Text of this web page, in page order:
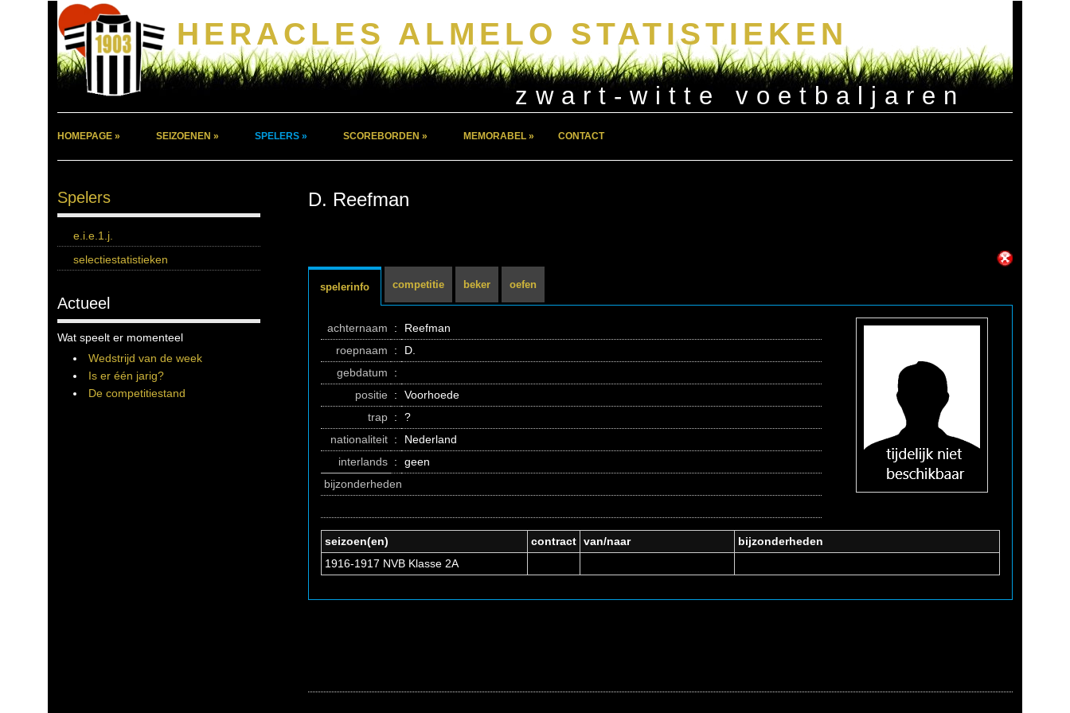
HERACLES ALMELO STATISTIEKEN
zwart-witte voetbaljaren
HOMEPAGE » SEIZOENEN » SPELERS » SCOREBORDEN » MEMORABEL » CONTACT
Spelers
e.i.e.1.j.
selectiestatistieken
Actueel
Wat speelt er momenteel
Wedstrijd van de week
Is er één jarig?
De competitiestand
D. Reefman
spelerinfo competitie beker oefen
achternaam :
Reefman
roepnaam
:
D.
gebdatum
:
positie :
Voorhoede
trap :
?
nationaliteit :
Nederland
interlands :
geen
bijzonderheden
seizoen(en) contract van/naar
bijzonderheden
1916-1917 NVB Klasse 2A